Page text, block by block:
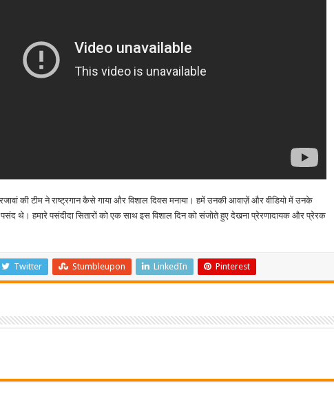
की टीम ने राष्ट्रगान कैसे गाया और विशाल दिवस मनाया। हमें उनकी आवाज़ें और वीडियो में उनके
पसंद थे। हमारे पसंदीदा सितारों को एक साथ इस विशाल दिन को संजोते हुए देखना प्रेरणादायक और प्रेरक
Twitter Stumbleupon LinkedIn Pinterest